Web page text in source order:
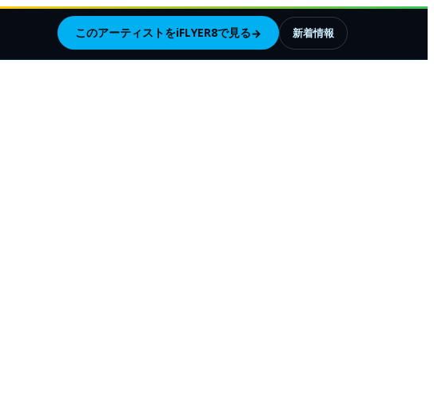
このアーティストをiFLYER8で見る→ 新着情報